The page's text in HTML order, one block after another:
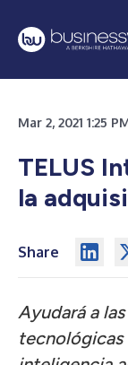
Mar 2, 2021 1:25
TELUS
la
Share
Ayudará a
tecnológicas